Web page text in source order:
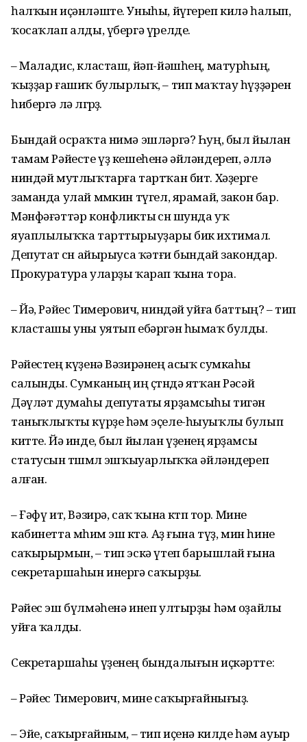
һалҡын иҫәнләште. Уныһы, йүгереп килә һалып,
ҡосаҡлап алды, үбергә үрелде.
– Маладис, класташ, йәп-йәшһең, матурһың,
ҡыҙҙар ғашиҡ булырлыҡ, – тип маҡтау һүҙҙәрен
һибергә лә өлгөрҙө.
Бындай осраҡта нимә эшләргә? Һуң, был йылан
тамам Рәйесте үҙ кешеһенә әйләндереп, әллә
ниндәй мутлыҡтарға тартҡан бит. Хәҙерге
заманда улай мөмкин түгел, ярамай, закон бар.
Мәнфәғәттәр конфликты өсөн шунда уҡ
яуаплылыҡҡа тарттырыуҙары бик ихтимал.
Депутат өсөн айырыуса ҡәтғи бындай закондар.
Прокуратура уларҙы ҡарап ҡына тора.
– Йә, Рәйес Тимерович, ниндәй уйға баттың? – тип
класташы уны уятып ебәргән һымаҡ булды.
Рәйестең күҙенә Вәзирәнең асыҡ сумкаһы
салынды. Сумканың иң өҫтөндә ятҡан Рәсәй
Дәүләт думаһы депутаты ярҙамсыһы тигән
таныҡлыҡты күрҙе һәм эҫеле-һыуыҡлы булып
китте. Йә инде, был йылан үҙенең ярҙамсы
статусын төшөмлө эшҡыуарлыҡҡа әйләндереп
алған.
– Ғәфү ит, Вәзирә, саҡ ҡына көтөп тор. Мине
кабинетта мөһим эш көтә. Аҙ ғына түҙ, мин һине
саҡырырмын, – тип эскә үтеп барышлай ғына
секретаршаһын инергә саҡырҙы.
Рәйес эш бүлмәһенә инеп ултырҙы һәм оҙайлы
уйға ҡалды.
Секретаршаһы үҙенең бындалығын иҫкәртте:
– Рәйес Тимерович, мине саҡырғайнығыҙ.
– Эйе, саҡырғайным, – тип иҫенә килде һәм ауыр